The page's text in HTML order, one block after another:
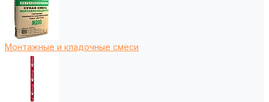
Монтажные и кладочные смеси